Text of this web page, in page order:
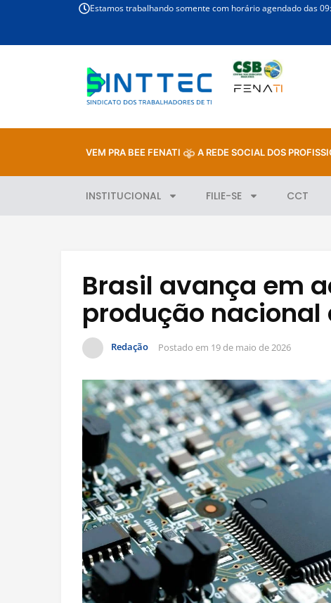
Estamos trabalhando somente com horário agendado das
VEM PRA BEE FENATI A REDE SOCIAL DOS
INSTITUCIONAL FILIE-SE CCT
Brasil avança em
produção
Redação Postado em 19 de maio de 2026